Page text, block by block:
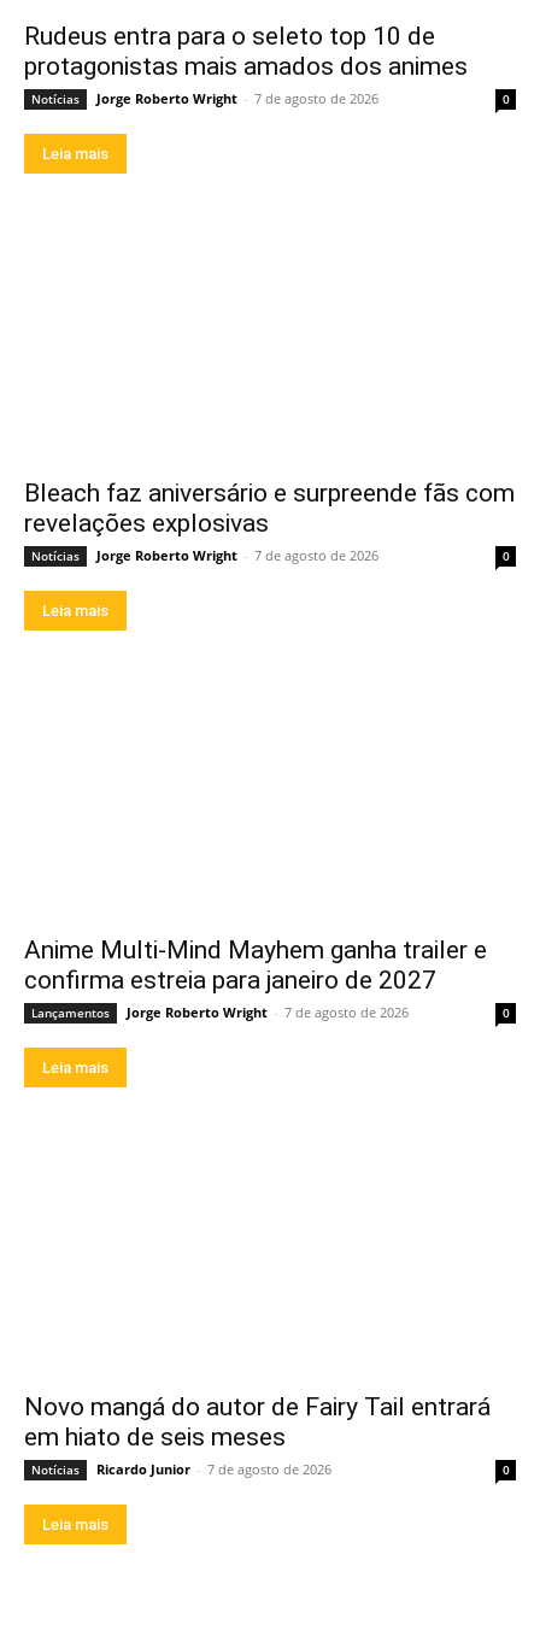
Rudeus entra para o seleto top 10 de
protagonistas mais amados dos animes
Notícias Jorge Roberto Wright - 7 de agosto de 2026 0
Leia mais
Bleach faz aniversário e surpreende fãs com
revelações explosivas
Notícias Jorge Roberto Wright - 7 de agosto de 2026 0
Leia mais
Anime Multi-Mind Mayhem ganha trailer e
confirma estreia para janeiro de 2027
Lançamentos Jorge Roberto Wright - 7 de agosto de 2026 0
Leia mais
Novo mangá do autor de Fairy Tail entrará
em hiato de seis meses
Notícias Ricardo Junior - 7 de agosto de 2026 0
Leia mais